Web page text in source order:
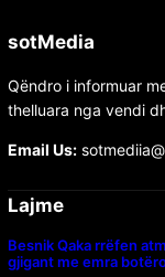
sotMedia
Qëndro i informuar
thelluara nga vendi
Email Us:
Lajme
Besnik Qaka rrëfen
gjigant me emra